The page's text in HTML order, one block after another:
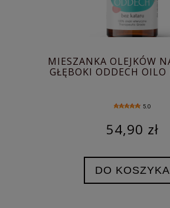
MIESZANKA OLEJKÓW
GŁĘBOKI ODDECH
5.0
54,90 zł
DO KOSZYKA